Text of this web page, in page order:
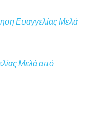
Ευαγγελίας Μελά
Μελά από